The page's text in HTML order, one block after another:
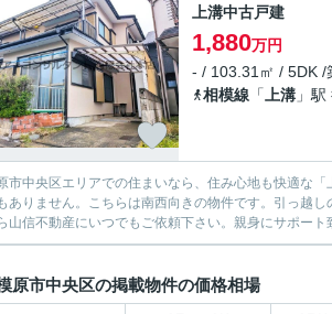
上溝中古戸建
1,880万円
- / 103.31㎡ / 5DK /
相模線 「 上溝 」
市中央区エリアでの住まいなら、住み心地も快適な
ありません。こちらは南西向きの物件です。引っ越
山信不動産にいつでもご依頼下さい。親身にサポー
原市中央区の掲載物件の価格相場